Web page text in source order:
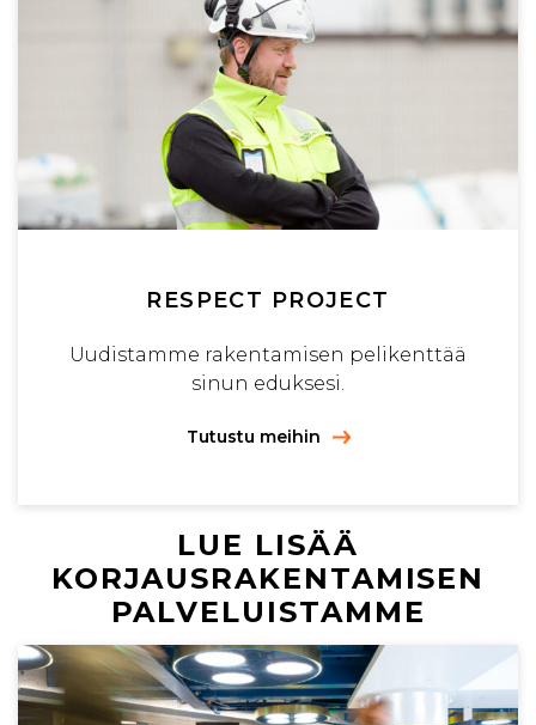
RESPECT PROJECT
Uudistamme rakentamisen pelikenttää
sinun eduksesi.
Tutustu meihin
LUE LISÄÄ
KORJAUSRAKENTAMISEN
PALVELUISTAMME